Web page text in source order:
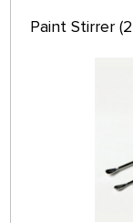
Paint Stirrer